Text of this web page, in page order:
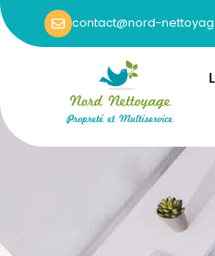
contact@nord-